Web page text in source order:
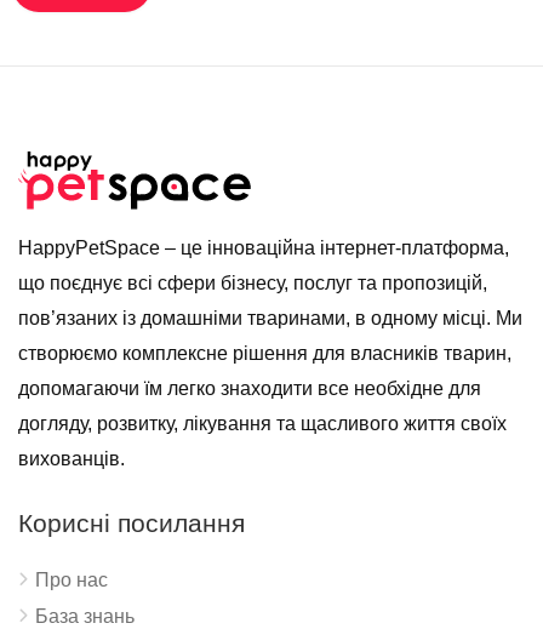
HappyPetSpace – це інноваційна інтернет-платформа,
що поєднує всі сфери бізнесу, послуг та пропозицій,
пов’язаних із домашніми тваринами, в одному місці. Ми
створюємо комплексне рішення для власників тварин,
допомагаючи їм легко знаходити все необхідне для
догляду, розвитку, лікування та щасливого життя своїх
вихованців.
Корисні посилання
Про нас
База знань